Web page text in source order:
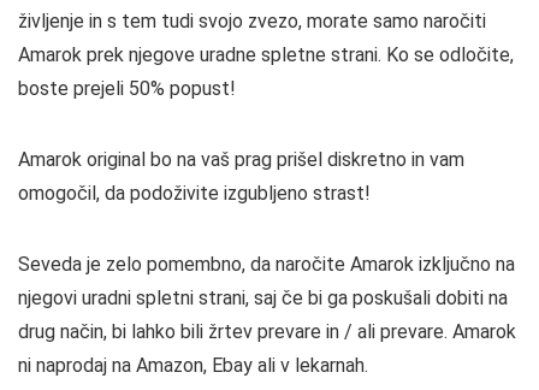
življenje in s tem tudi svojo zvezo, morate samo naročiti
Amarok prek njegove uradne spletne strani. Ko se odločite,
boste prejeli 50% popust!
Amarok original bo na vaš prag prišel diskretno in vam
omogočil, da podoživite izgubljeno strast!
Seveda je zelo pomembno, da naročite Amarok izključno na
njegovi uradni spletni strani, saj če bi ga poskušali dobiti na
drug način, bi lahko bili žrtev prevare in / ali prevare. Amarok
ni naprodaj na Amazon, Ebay ali v lekarnah.